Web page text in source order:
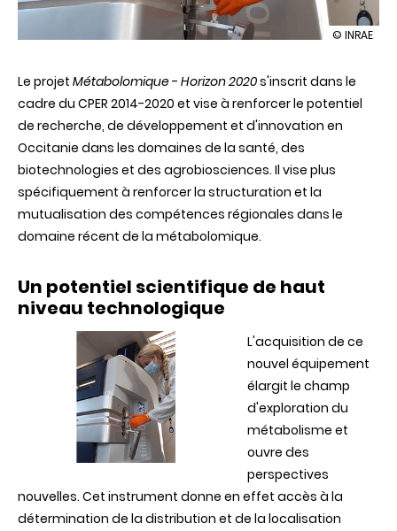
illustration
franchie
Toulouse
dans
petites
© INRAE
Le projet Métabolomique- Horizon 2020s'inscrit dans le
cadre du CPER 2014-2020 et vise à renforcer le potentiel
de recherche, de développement et d'innovation en
Occitanie dans les domaines de la santé, des
biotechnologies et des agrobiosciences. Il vise plus
spécifiquement à renforcer la structuration et la
mutualisation des compétences régionales dans le
domaine récent de la métabolomique.
Un potentiel scientifique de haut
niveau technologique
L'acquisitionde ce
nouvel équipement
élargit lechamp
d'exploration du
métabolismeet
ouvredes
perspectives
nouvelles. Cet instrument donne en effet accès à la
détermination de la distribution et de la localisation